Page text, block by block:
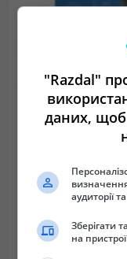
2 002 грн.
"Razdal"
даних, щоб
аудиторії
Зберігати
на пристрої